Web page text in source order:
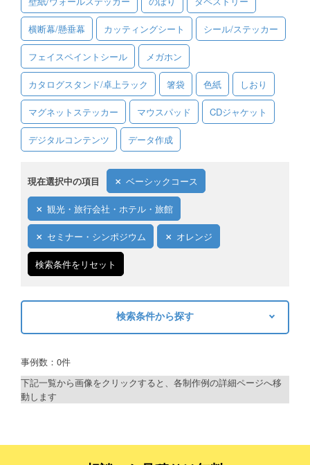
資料をダウンロード
ご利用規約
お見積り・お問合せ
横断幕/懸垂幕 カッティングシート シール/ステッカー
フェイスペイントシール メガホン
カタログスタンド/卓上ラック 箸袋 色紙 しおり
マグネットステッカー マウスパッド CDジャケット
デジタルコンテンツ データ作成
現在選択中の項目 ベーシックコース
観光・旅行会社・ホテル・旅館
セミナー・シンポジウム オレンジ
検索条件をリセット
検索条件から探す
制作プランで探す
事例数：0件
下記一覧から画像をクリックすると、各制作例の詳細ページへ移
動します